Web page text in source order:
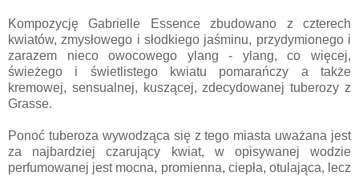
Kompozycję Gabrielle Essence zbudowano z czterech
kwiatów, zmysłowego i słodkiego jaśminu, przydymionego i
zarazem nieco owocowego ylang - ylang, co więcej,
świeżego i świetlistego kwiatu pomarańczy a także
kremowej, sensualnej, kuszącej, zdecydowanej tuberozy z
Grasse.
Ponoć tuberoza wywodząca się z tego miasta uważana jest
za najbardziej czarujący kwiat, w opisywanej wodzie
perfumowanej jest mocna, promienna, ciepła, otulająca, lecz